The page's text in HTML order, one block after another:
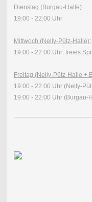
Dienstag (Burgau-Halle):
19:00 - 22:00 Uhr
Mittwoch (Nelly-Pütz-Halle):
19:00 - 22:00 Uhr: freies
Freitag (Nelly-Pütz-Halle +
19:00 - 22:00 Uhr (Nelly-
19:00 - 22:00 Uhr (Burgau-